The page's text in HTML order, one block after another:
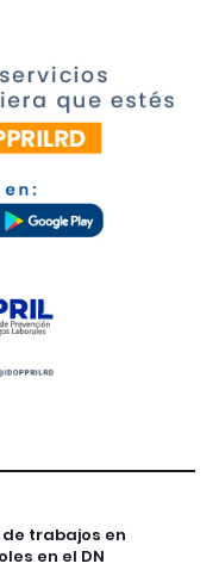
trabajos en
en el DN